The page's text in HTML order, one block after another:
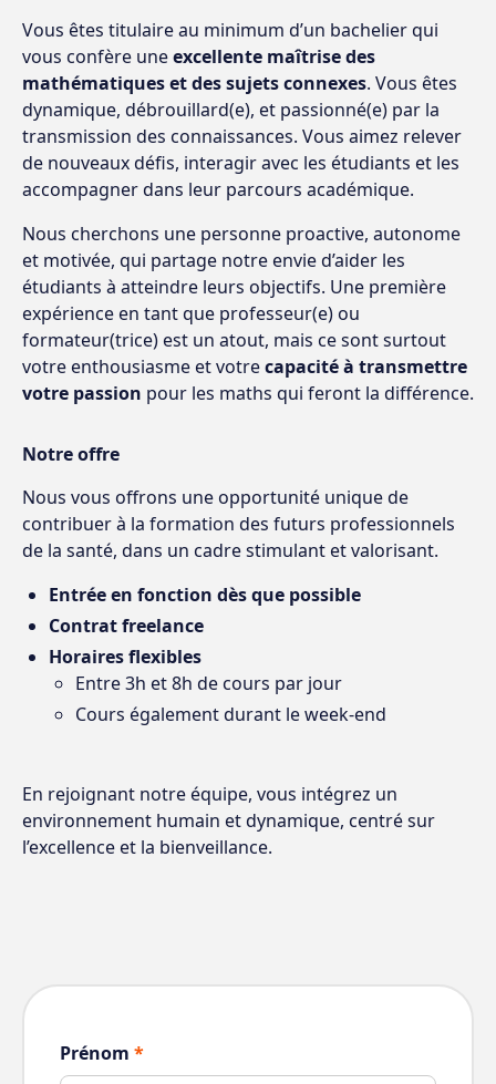
Vous êtes titulaire au minimum d’un bachelier qui
vous confère uneexcellente maîtrise des
mathématiques et des sujets connexes. Vous êtes
dynamique, débrouillard(e), et passionné(e) par la
transmission des connaissances. Vous aimez relever
de nouveaux défis, interagir avec les étudiants et les
accompagner dans leur parcours académique.
Nous cherchons une personne proactive, autonome
et motivée, qui partage notre envie d’aider les
étudiants à atteindre leurs objectifs. Une première
expérience en tant que professeur(e) ou
formateur(trice) est un atout, mais ce sont surtout
votre enthousiasme et votrecapacité à transmettre
votre passion pour les maths qui feront la différence.
Notre offre
Nous vous offrons une opportunité unique de
contribuer à la formation des futurs professionnels
de la santé, dans un cadre stimulant et valorisant.
Entrée en fonction dès que possible
Contrat freelance
Horaires flexibles
Entre 3h et 8h de cours par jour
Cours également durant le week-end
En rejoignant notre équipe, vous intégrez un
environnement humain et dynamique, centré sur
l’excellence et la bienveillance.
Prénom *